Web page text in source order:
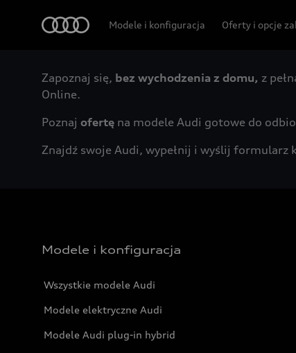
Modele i konfiguracja Oferty i opcje
Zapoznaj się, bez wychodzenia z domu, z
Online.
Poznaj ofertę na modele Audi gotowe do
Znajdź swoje Audi, wypełnij i wyślij formularz
Modele i konfiguracja
Wszystkie modele Audi
Modele elektryczne Audi
Modele Audi plug-in hybrid